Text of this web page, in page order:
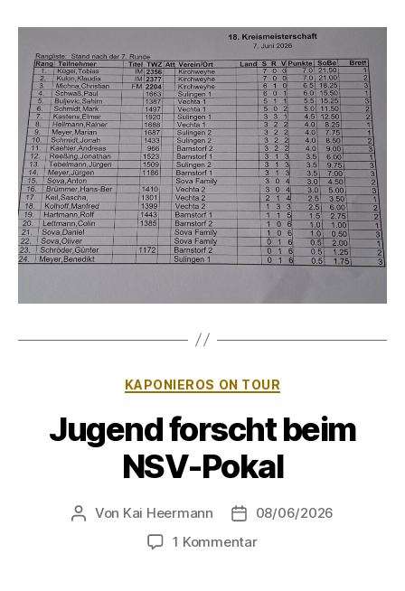
Kategorien
KAPONIEROS ON TOUR
Jugend forscht beim
NSV-Pokal
Beitragsautor
Von Kai Heermann Beitragsdatum
08/06/2026
1 Kommentarzu